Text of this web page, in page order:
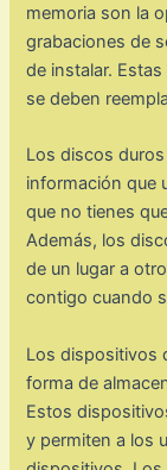
memoria son la
grabaciones de
de instalar.
se deben
Los discos
información que
que no tienes
Además, los
de un lugar a
contigo cuando
Los dispositivos
forma de
Estos
y permiten a los